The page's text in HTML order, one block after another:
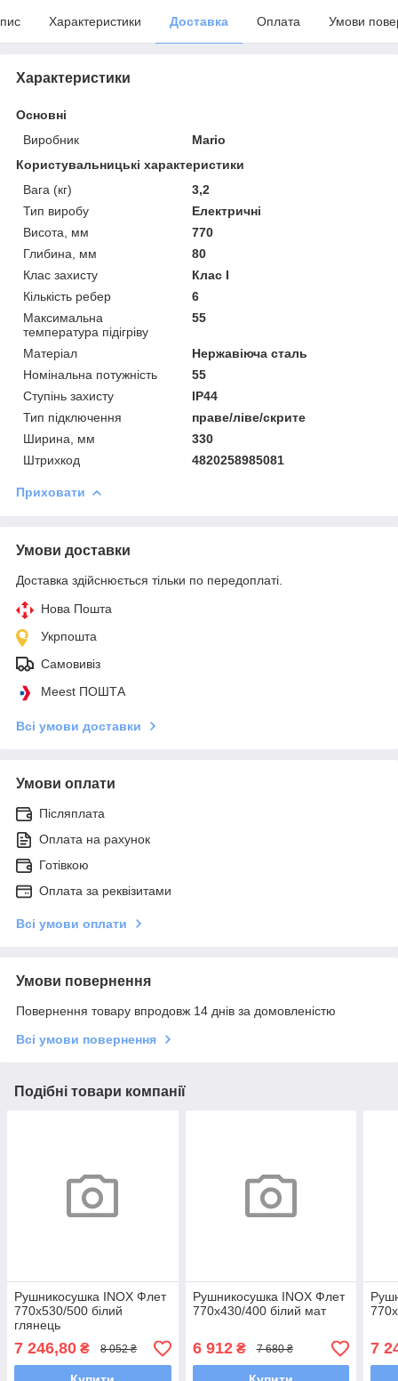
Характеристики Доставка Оплата Умови
Характеристики
Основні
Виробник
Mario
Користувальницькі характеристики
Вага (кг)
3,2
Тип виробу
Електричні
Висота, мм
770
Глибина, мм
80
Клас захисту
Клас I
Кількість ребер
6
Максимальна
температура підігріву
55
Матеріал
Нержавіюча сталь
Номінальна потужність
55
Ступінь захисту
IP44
Тип підключення
праве/ліве/скрите
Ширина, мм
330
Штрихкод
4820258985081
Приховати
Умови доставки
Доставка здійснюється тільки по передоплаті.
Нова Пошта
Укрпошта
Самовивіз
Meest ПОШТА
Всі умови доставки
Умови оплати
Післяплата
Оплата на рахунок
Готівкою
Оплата за реквізитами
Всі умови оплати
Умови повернення
Повернення товару впродовж 14 днів за домовленістю
Всі умови повернення
Подібні товари компанії
Рушникосушка INOX Флет
770х530/500 білий
глянець
7 246,80 ₴ 8 052 ₴
Рушникосушка INOX Флет
770х430/400 білий мат
6 912₴ 7 680 ₴ 7